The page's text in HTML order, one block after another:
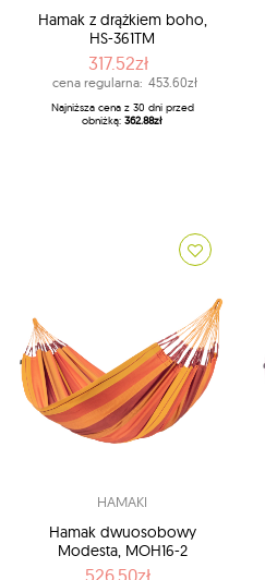
Hamak z drążkiem boho,
HS-361TM
317.52zł
cena regularna: 453.60zł
Najniższa cena z 30 dni przed
obniżką: 362.88zł
HAMAKI
Hamak dwuosobowy
Modesta, MOH16-2
526.50zł